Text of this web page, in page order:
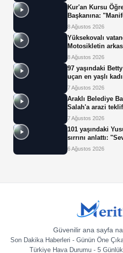
Kur'an Kursu
Başkanına:
8 Ağustos 2026
Yüksekovalı
Motosikletin
üzerinde ot taşıdı
8 Ağustos 2026
97 yaşındaki
uçan en yaşlı
Rekoru'nu kırdı
7 Ağustos 2026
Araklı Belediye
Salah'a arazi
şaşırdı!
7 Ağustos 2026
101 yaşındaki
sırrını anlattı:
6 Ağustos 2026
Güvenilir ana sayfa
Son Dakika Haberleri - Günün Öne
Türkiye Hava Durumu - 5